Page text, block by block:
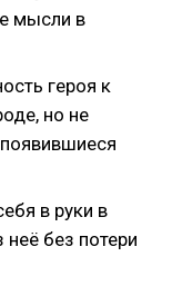
мысли в
героя к
но не
в руки в
неё без потери